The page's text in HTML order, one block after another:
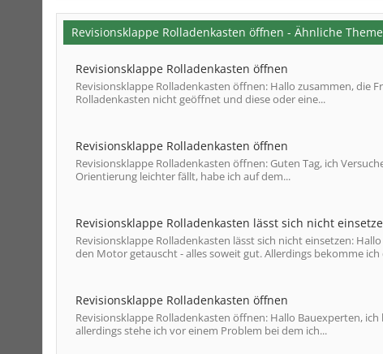
Revisionsklappe Rolladenkasten öffnen - Ähnliche
Revisionsklappe Rolladenkasten öffnen
Revisionsklappe Rolladenkasten öffnen: Hallo zusammen, die
Rolladenkasten nicht geöffnet und diese oder eine...
Revisionsklappe Rolladenkasten öffnen
Revisionsklappe Rolladenkasten öffnen: Guten Tag, ich
Orientierung leichter fällt, habe ich auf dem...
Revisionsklappe Rolladenkasten lässt sich nicht
Revisionsklappe Rolladenkasten lässt sich nicht einsetzen:
den Motor getauscht - alles soweit gut. Allerdings bekomme ich
Revisionsklappe Rolladenkasten öffnen
Revisionsklappe Rolladenkasten öffnen: Hallo Bauexperten,
allerdings stehe ich vor einem Problem bei dem ich...